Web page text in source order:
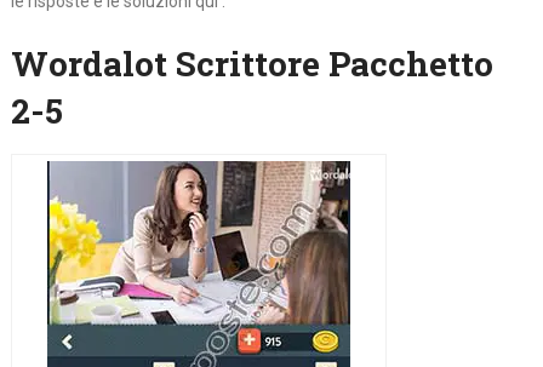
Wordalot Scrittore Pacchetto
2-5